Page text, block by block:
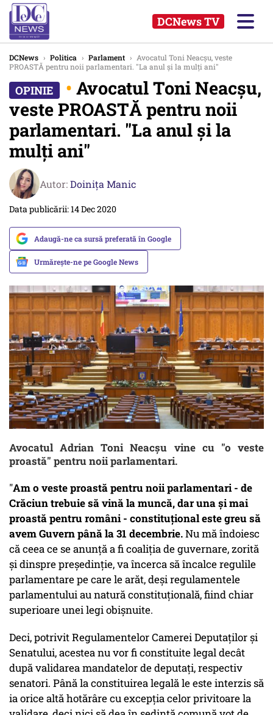
DCNews TV
DCNews › Politica › Parlament › Avocatul Toni Neacșu, veste
PROASTĂ pentru noii parlamentari. "La anul şi la mulţi ani"
• Avocatul Toni Neacșu,
veste PROASTĂ pentru noii
parlamentari. "La anul şi la
mulţi ani"
Autor:Doinița Manic
Data publicării: 14 Dec 2020
Adaugă-ne ca sursă preferată în Google
Urmărește-ne pe Google News
Avocatul Adrian Toni Neacşu vine cu "o veste
proastă" pentru noii parlamentari.
"Am o veste proastă pentru noii parlamentari - de
Crăciun trebuie să vină la muncă, dar una și mai
proastă pentru români - constituțional este greu să
avem Guvern până la 31 decembrie.Nu mă îndoiesc
că ceea ce se anunță a fi coaliția de guvernare, zorită
și dinspre președinție, va încerca să încalce regulile
parlamentare pe care le arăt, deși regulamentele
parlamentului au natură constituțională, fiind chiar
superioare unei legi obișnuite.
Deci, potrivit Regulamentelor Camerei Deputaților și
Senatului, acestea nu vor fi constituite legal decât
după validarea mandatelor de deputați, respectiv
senatori. Până la constituirea legală le este interzis să
ia orice altă hotărâre cu excepția celor privitoare la